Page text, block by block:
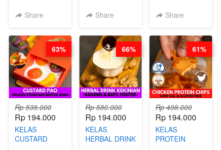
KEMASAN - BY
Share
VIRAL
DITA
Share
CHINESE WOK
CHEF
STEPHANIE
Share
Rp 538.000
Rp 194.000
KELAS
CUSTARD
63%
Rp 580.000
Rp 194.000
KELAS
HERBAL DRINK
66%
Rp 498.000
Rp 194.000
KELAS
PROTEIN
61%